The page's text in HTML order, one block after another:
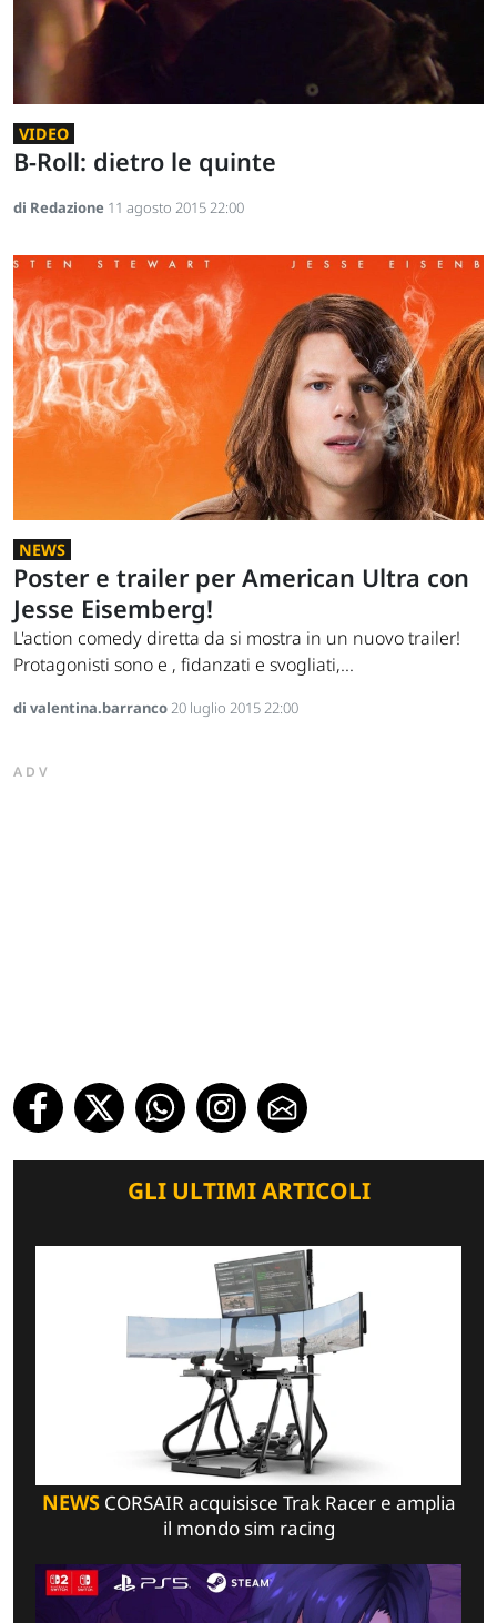
VIDEO
B-Roll: dietro le quinte
di Redazione 11 agosto 2015 22:00
NEWS
Poster e trailer per American Ultra con
Jesse Eisemberg!
L'action comedy diretta da si mostra in un nuovo trailer!
Protagonisti sono e , fidanzati e svogliati,...
di valentina.barranco20 luglio 2015 22:00
ADV
GLI ULTIMI ARTICOLI
NEWSCORSAIR acquisisce Trak Racer e amplia
il mondo sim racing